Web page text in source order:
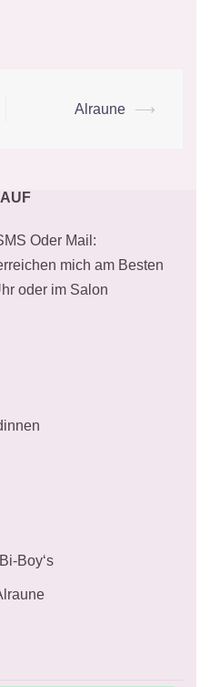
Alraune ⟶
Oder Mail:
mich am Besten
oder im Salon
Boy‘s